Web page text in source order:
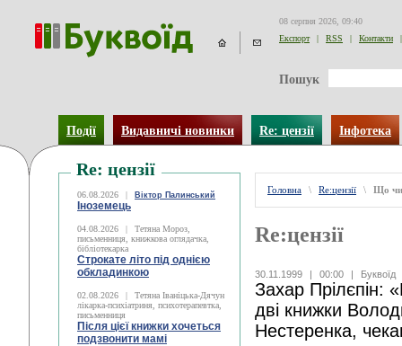
08 серпня 2026, 09:40
Експорт
| RSS | Контакти |
Пошук
Події Видавничі новинки Re: цензії Інфотека
Re: цензії
06.08.2026 | Віктор Палинський
Іноземець
04.08.2026 |
Тетяна Мороз,
письменниця, книжкова оглядачка,
бібліотекарка
Строкате літо під однією
обкладинкою
02.08.2026 |
Тетяна Іваніцька-Дячун
лікарка-психіатриня, психотерапевтка,
письменниця
Після цієї книжки хочеться
подзвонити мамі
Головна \ Re:цензії \ Що
Re:цензії
30.11.1999 | 00:00 | Буквоїд
Захар Прілєпін:
дві книжки
Нестеренка,